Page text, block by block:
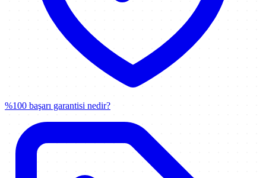
%100 başarı garantisi nedir?